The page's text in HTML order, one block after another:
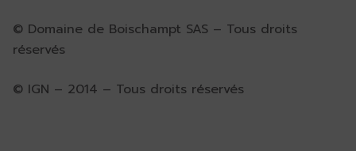
© Domaine de Boischampt SAS – Tous droits
réservés
© IGN – 2014 – Tous droits réservés